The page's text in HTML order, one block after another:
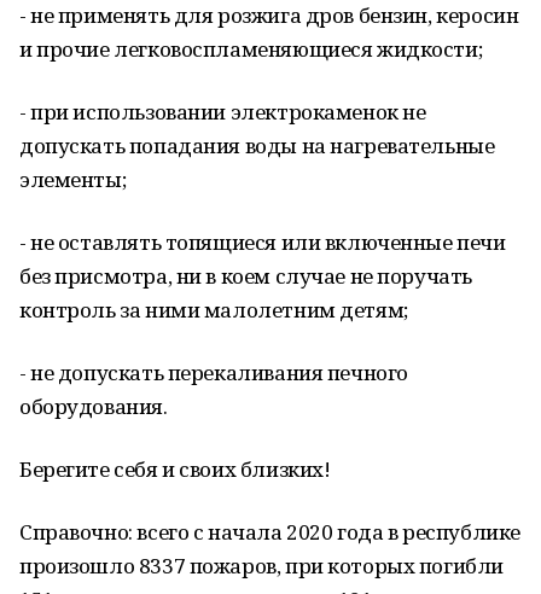
- не применять для розжига дров бензин, керосин
и прочие легковоспламеняющиеся жидкости;
- при использовании электрокаменок не
допускать попадания воды на нагревательные
элементы;
- не оставлять топящиеся или включенные печи
без присмотра, ни в коем случае не поручать
контроль за ними малолетним детям;
- не допускать перекаливания печного
оборудования.
Берегите себя и своих близких!
Справочно: всего с начала 2020 года в республике
произошло 8337 пожаров, при которых погибли